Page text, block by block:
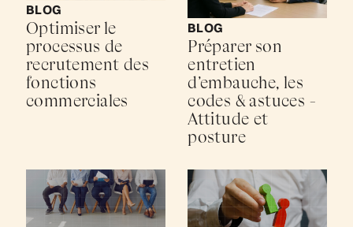
BLOG
Optimiser le
processus de
recrutement des
fonctions
commerciales
BLOG
Préparer son
entretien
d’embauche, les
codes & astuces -
Attitude et
posture